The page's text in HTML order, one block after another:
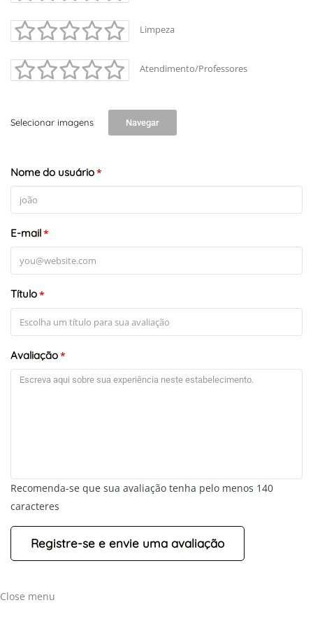
Leaflet
Limpeza
Atendimento/Professores
Selecionar imagens Navegar
Nome do usuário*
E-mail*
Título*
Avaliação*
Recomenda-se que sua avaliação tenha pelo menos 140
caracteres
Close menu